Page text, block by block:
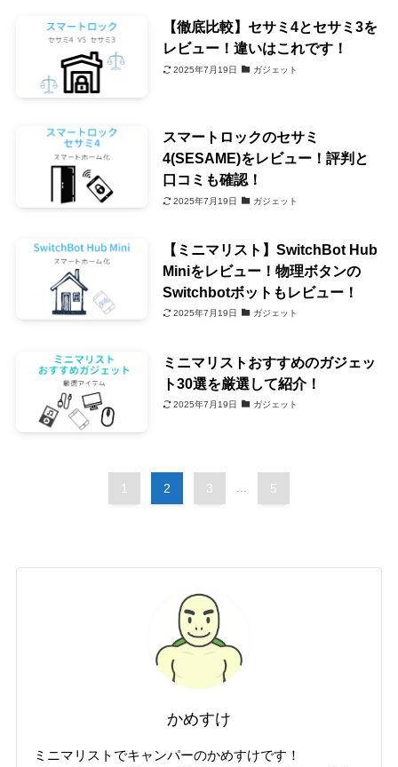
【徹底比較】セサミ4とセサミ3を
レビュー！違いはこれです！
2025年7月19日 ガジェット
スマートロックのセサミ
4(SESAME)をレビュー！評判と
口コミも確認！
2025年7月19日 ガジェット
【ミニマリスト】SwitchBot Hub
Miniをレビュー！物理ボタンの
Switchbotボットもレビュー！
2025年7月19日 ガジェット
ミニマリストおすすめのガジェッ
ト30選を厳選して紹介！
2025年7月19日 ガジェット
1 2 3 ... 5
かめすけ
ミニマリストでキャンパーのかめすけです！